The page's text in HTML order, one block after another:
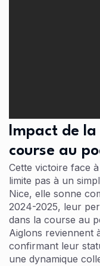
Impact de
course au
Cette victoire face
limite pas à un
Nice, elle sonne
2024-2025, leur
dans la course au
Aiglons reviennent
confirmant leur
une dynamique